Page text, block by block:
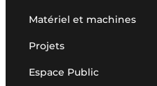
Matériel et machines
Projets
Espace Public